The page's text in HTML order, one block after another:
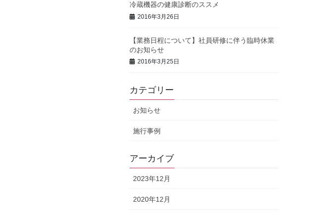
冷蔵機器の健康診断のススメ
2016年3月26日
【業務日程について】社員研修に伴う臨時休業
のお知らせ
2016年3月25日
カテゴリー
お知らせ
施行事例
アーカイブ
2023年12月
2020年12月